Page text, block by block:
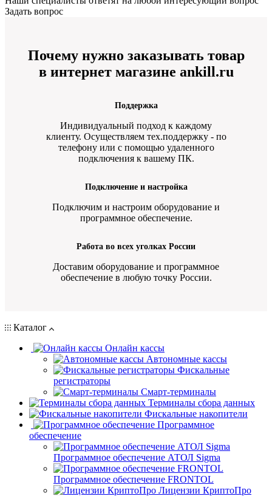
Задать вопрос
Почему нужно заказывать товар
в интернет магазине ankill.ru
Поддержка
Индивидуальный подход к каждому
клиенту. Осуществляем тех.поддержку - по
телефону или с помощью удаленного
подключения к вашему ПК.
Подключение и настройка
Подключим и настроим оборудование и
программное обеспечение.
Работа во всех уголках России
Доставим оборудование и программное
обеспечение в любую точку России.
Каталог
Онлайн кассы
Автономные кассы
Фискальные
регистраторы
Смарт-терминалы
Терминалы сбора данных
Фискальные накопители
Программное
обеспечение
Программное обеспечение АТОЛ Sigma
Программное обеспечение FRONTOL
Лицензии КриптоПро